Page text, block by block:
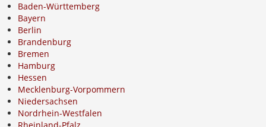
Baden-Württemberg
Bayern
Berlin
Brandenburg
Bremen
Hamburg
Hessen
Mecklenburg-Vorpommern
Niedersachsen
Nordrhein-Westfalen